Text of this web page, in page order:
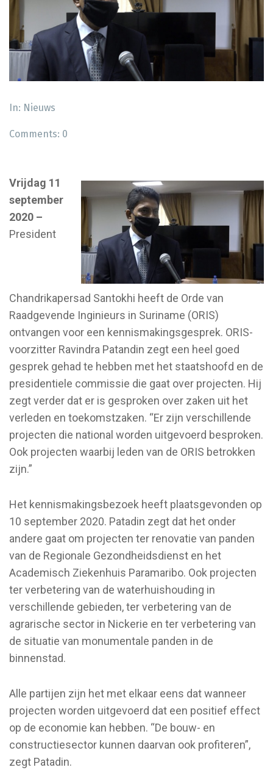
In: Nieuws
Comments: 0
Vrijdag 11
september
2020 –
President
Chandrikapersad Santokhi heeft de Orde van
Raadgevende Inginieurs in Suriname (ORIS)
ontvangen voor een kennismakingsgesprek. ORIS-
voorzitter Ravindra Patandin zegt een heel goed
gesprek gehad te hebben met het staatshoofd en de
presidentiele commissie die gaat over projecten. Hij
zegt verder dat er is gesproken over zaken uit het
verleden en toekomstzaken. “Er zijn verschillende
projecten die national worden uitgevoerd besproken.
Ook projecten waarbij leden van de ORIS betrokken
zijn.”
Het kennismakingsbezoek heeft plaatsgevonden op
10 september 2020. Patadin zegt dat het onder
andere gaat om projecten ter renovatie van panden
van de Regionale Gezondheidsdienst en het
Academisch Ziekenhuis Paramaribo. Ook projecten
ter verbetering van de waterhuishouding in
verschillende gebieden, ter verbetering van de
agrarische sector in Nickerie en ter verbetering van
de situatie van monumentale panden in de
binnenstad.
Alle partijen zijn het met elkaar eens dat wanneer
projecten worden uitgevoerd dat een positief effect
op de economie kan hebben. “De bouw- en
constructiesector kunnen daarvan ook profiteren”,
zegt Patadin.